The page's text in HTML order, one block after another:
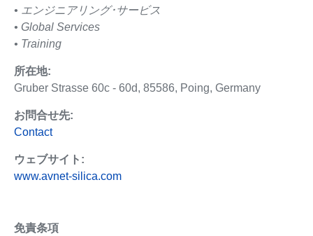
• エンジニアリング･サービス
• Global Services
• Training
所在地:
Gruber Strasse 60c - 60d, 85586, Poing, Germany
お問合せ先:
Contact
ウェブサイト:
www.avnet-silica.com
免責条項